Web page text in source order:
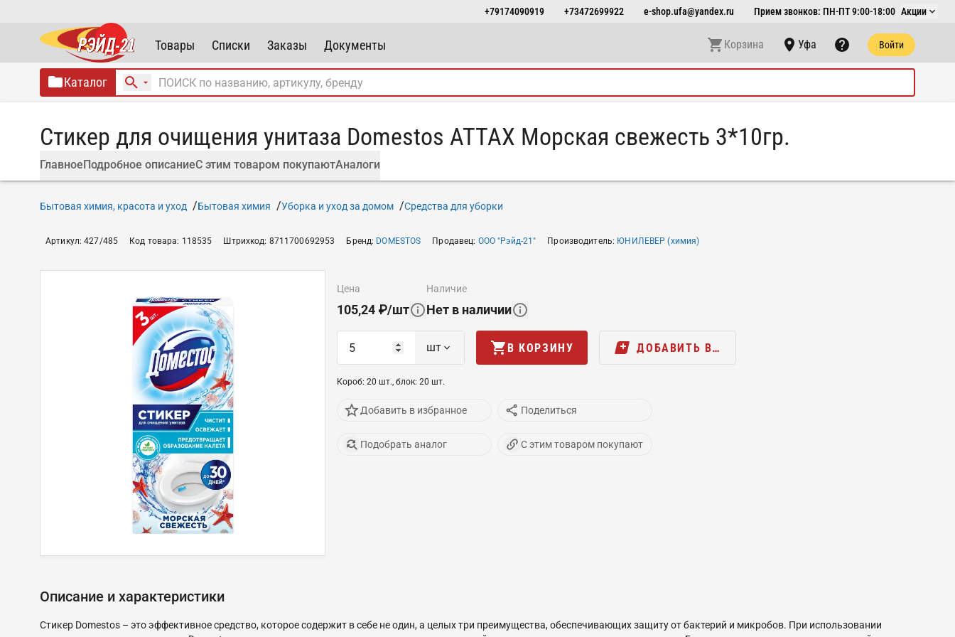
+79174090919 +73472699922 e-shop.ufa@yandex.ru Прием звонков: ПН-ПТ 9:00-18:00 Акции
Товары Списки Заказы Документы Корзина Уфа Войти
Каталог
Стикер для очищения унитаза Domestos ATTAX Морская свежесть 3*10гр.
ГлавноеПодробное описаниеС этим товаром покупаютАналоги
Бытовая химия, красота и уход Бытовая химия Уборка и уход за домом Средства для уборки
Артикул:427/485 Код товара: 118535 Штрихкод: 8711700692953 Бренд: DOMESTOS Продавец: ООО "Рэйд-21" Производитель: ЮНИЛЕВЕР (химия)
цена
105,24 ₽/шт
наличие
Нет в наличии
шт В КОРЗИНУ ДОБАВИТЬ В…
Короб: 20 шт., блок: 20 шт.
Добавить в избранное Поделиться
Подобрать аналог С этим товаром покупают
Описание и характеристики
Стикер Domestos – это эффективное средство, которое содержит в себе не один, а целых три преимущества, обеспечивающих защиту от бактерий и микробов. При использовании